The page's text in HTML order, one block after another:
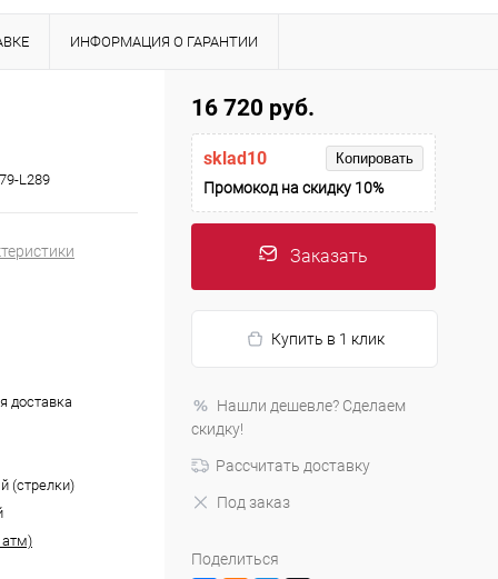
ИНФОРМАЦИЯ О ГАРАНТИИ
L289
доставка
(стрелки)
атм)
16 720 руб.
sklad10 Копировать
Промокод на скидку 10%
Заказать
Купить в 1 клик
Нашли дешевле? Сделаем
скидку!
Рассчитать доставку
Под заказ
Поделиться